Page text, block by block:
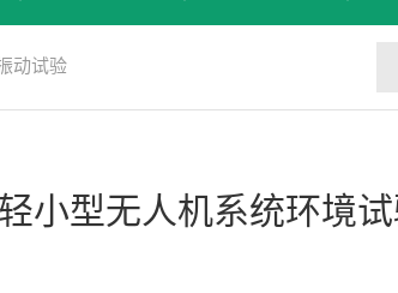
动试验
小型无人机系统环境